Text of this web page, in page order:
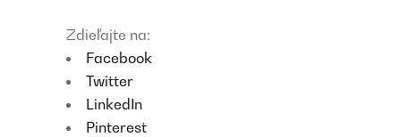
Zdieľajte na:
Facebook
Twitter
LinkedIn
Pinterest